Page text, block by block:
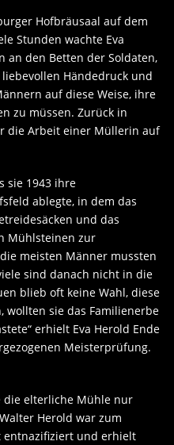
Hofbräusaal auf dem
Stunden wachte Eva
an den Betten der Soldaten,
Händedruck und
auf diese Weise, ihre
zu müssen. Zurück in
die Arbeit einer Müllerin auf
sie 1943 ihre
ablegte, in dem das
und das
Mühlsteinen zur
meisten Männer mussten
sind danach nicht in die
blieb oft keine Wahl, diese
wollten sie das Familienerbe
erhielt Eva Herold Ende
Meisterprüfung.
die elterliche Mühle nur
Herold war zum
entnazifiziert und erhielt